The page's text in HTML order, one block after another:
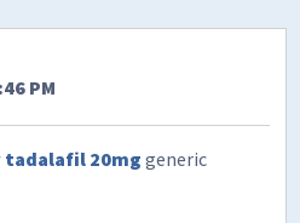
PM
tadalafil 20mg generic